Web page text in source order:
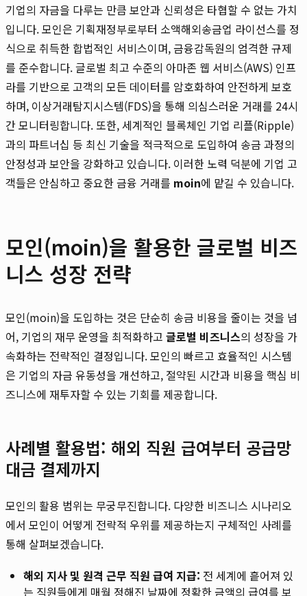
기업의 자금을 다루는 만큼 보안과 신뢰성은 타협할 수 없는 가치
입니다. 모인은 기획재정부로부터 소액해외송금업 라이선스를 정
식으로 취득한 합법적인 서비스이며, 금융감독원의 엄격한 규제
를 준수합니다. 글로벌 최고 수준의 아마존 웹 서비스(AWS) 인프
라를 기반으로 고객의 모든 데이터를 암호화하여 안전하게 보호
하며, 이상거래탐지시스템(FDS)을 통해 의심스러운 거래를 24시
간 모니터링합니다. 또한, 세계적인 블록체인 기업 리플(Ripple)
과의 파트너십 등 최신 기술을 적극적으로 도입하여 송금 과정의
안정성과 보안을 강화하고 있습니다. 이러한 노력 덕분에 기업 고
객들은 안심하고 중요한 금융 거래를 moin에 맡길 수 있습니다.
모인(moin)을 활용한 글로벌 비즈
니스 성장 전략
모인(moin)을 도입하는 것은 단순히 송금 비용을 줄이는 것을 넘
어, 기업의 재무 운영을 최적화하고 글로벌 비즈니스의 성장을 가
속화하는 전략적인 결정입니다. 모인의 빠르고 효율적인 시스템
은 기업의 자금 유동성을 개선하고, 절약된 시간과 비용을 핵심 비
즈니스에 재투자할 수 있는 기회를 제공합니다.
사례별 활용법: 해외 직원 급여부터 공급망
대금 결제까지
모인의 활용 범위는 무궁무진합니다. 다양한 비즈니스 시나리오
에서 모인이 어떻게 전략적 우위를 제공하는지 구체적인 사례를
통해 살펴보겠습니다.
해외 지사 및 원격 근무 직원 급여 지급: 전 세계에 흩어져 있
는 직원들에게 매월 정해진 날짜에 정확한 금액의 급여를 보